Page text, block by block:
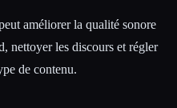
améliorer la qualité sonore
nettoyer les discours et régler
de contenu.